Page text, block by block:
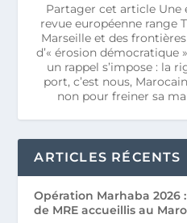
Partager cet article Une
revue européenne range
Marseille et des
d’« érosion démocratique
un rappel s’impose : la
port, c’est nous,
non pour freiner sa
ARTICLES RÉCENTS
Opération Marhaba 2026
de MRE accueillis au